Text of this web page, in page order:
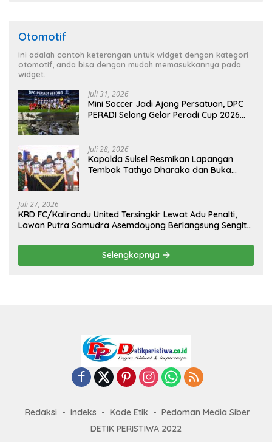
Otomotif
Ini adalah contoh keterangan untuk widget dengan kategori
otomotif, anda bisa dengan mudah memasukkannya pada
widget.
Juli 31, 2026
Mini Soccer Jadi Ajang Persatuan, DPC
PERADI Selong Gelar Peradi Cup 2026
Juli 28, 2026
Kapolda Sulsel Resmikan Lapangan
Tembak Tathya Dharaka dan Buka
Juli 27, 2026
KRD FC/Kalirandu United Tersingkir Lewat Adu Penalti,
Lawan Putra Samudra Asemdoyong Berlangsung Sengit
Selengkapnya
Redaksi Indeks Kode Etik
Pedoman Media Siber
DETIK PERISTIWA 2022